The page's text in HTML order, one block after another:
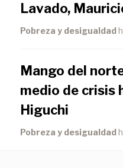
Lavado,
Sebastian
Pobreza y desigualdad
Mango del
medio de crisis
Higuchi
Pobreza y desigualdad